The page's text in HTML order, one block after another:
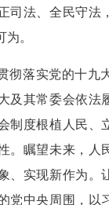
司法、全民守法
。
彻落实党的十九
及其常委会依法
制度根植人民、
。瞩望未来，人
、实现新作为。
党中央周围，以